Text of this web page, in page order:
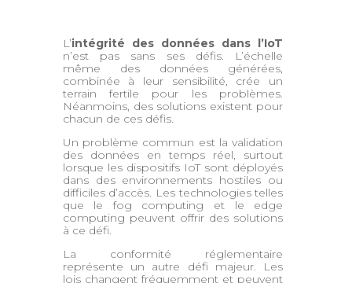
L’intégrité des données dans l’IoT
n’est pas sans ses défis. L’échelle
même des données générées,
combinée à leur sensibilité, crée un
terrain fertile pour les problèmes.
Néanmoins, des solutions existent pour
chacun de ces défis.
Un problème commun est la validation
des données en temps réel, surtout
lorsque les dispositifs IoT sont déployés
dans des environnements hostiles ou
difficiles d’accès. Les technologies telles
que le fog computing et le edge
computing peuvent offrir des solutions
à ce défi.
La conformité réglementaire
représente un autre défi majeur. Les
lois changent fréquemment et peuvent